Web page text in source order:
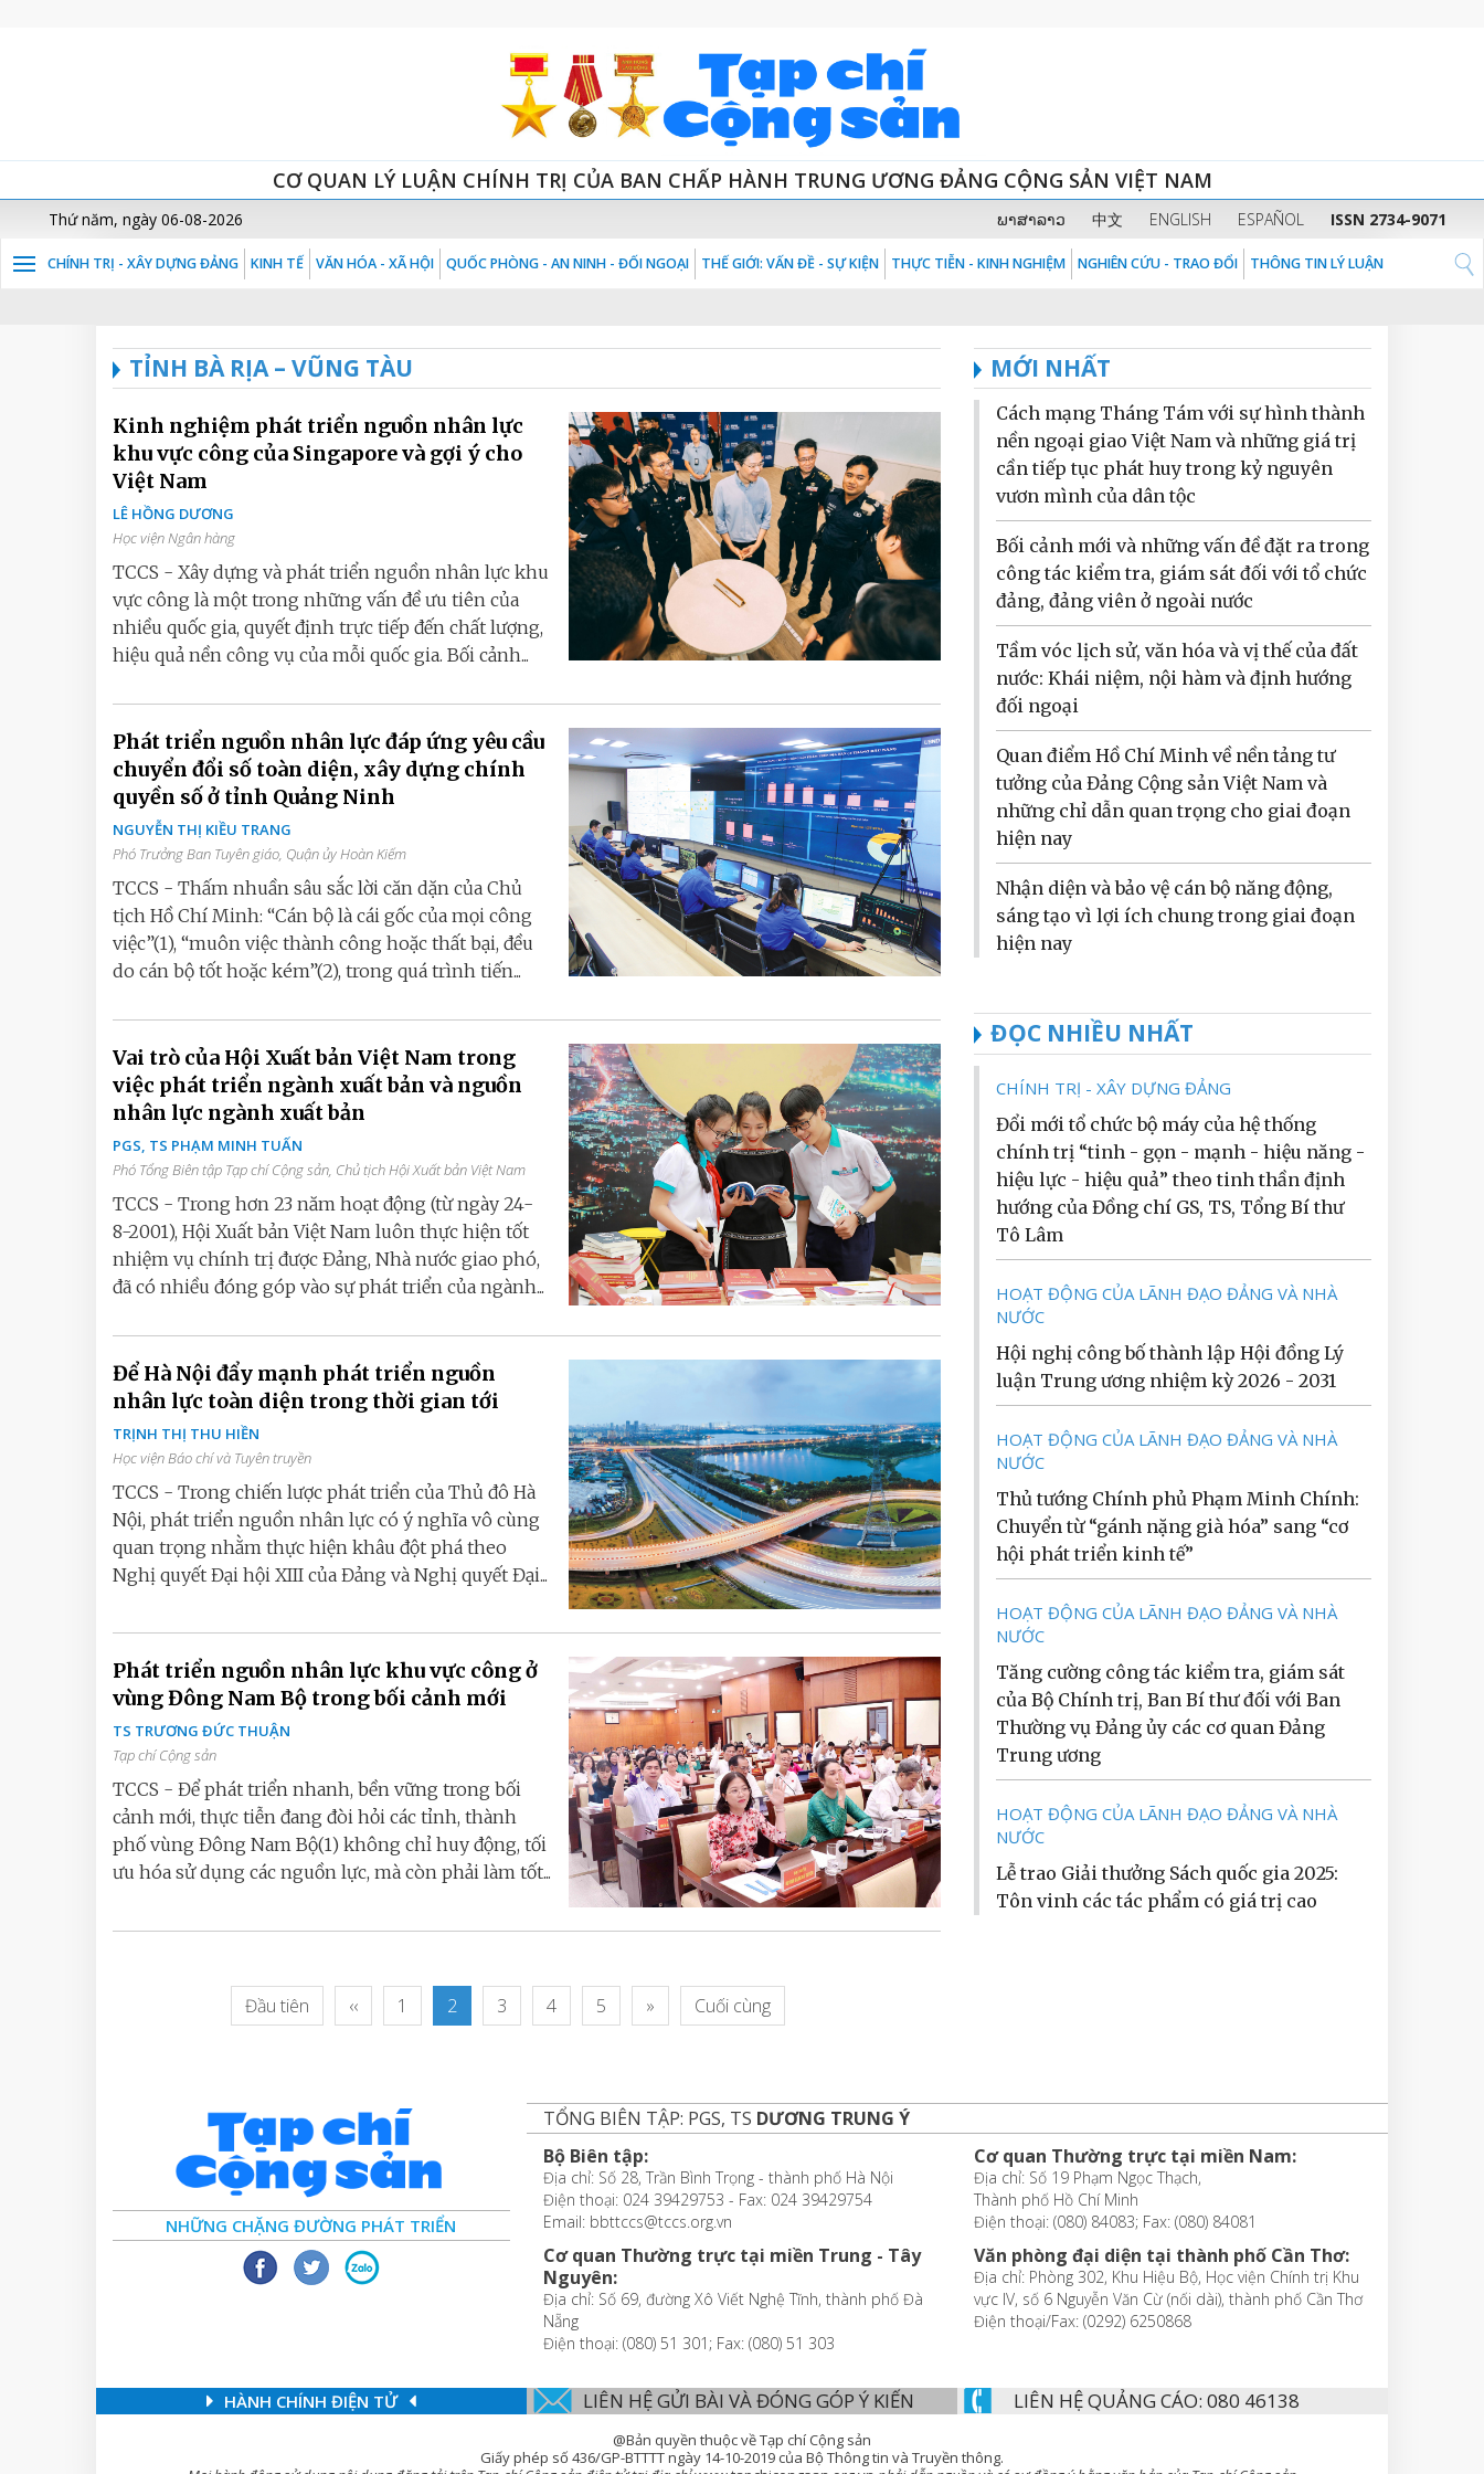
CƠ QUAN LÝ LUẬN CHÍNH TRỊ CỦA BAN CHẤP HÀNH TRUNG ƯƠNG ĐẢNG CỘNG SẢN VIỆT NAM
Thứ năm, ngày 06-08-2026 ພາສາລາວ 中文 ENGLISH ESPAÑOL ISSN 2734-9071
CHÍNH TRỊ - XÂY DỰNG ĐẢNG KINH TẾ VĂN HÓA - XÃ HỘI QUỐC PHÒNG - AN NINH - ĐỐI NGOẠI THẾ GIỚI: VẤN ĐỀ - SỰ KIỆN THỰC TIỄN - KINH NGHIỆM NGHIÊN CỨU - TRAO ĐỔI THÔNG TIN LÝ LUẬN
TỈNH BÀ RỊA – VŨNG TÀU
Kinh nghiệm phát triển nguồn nhân lực
khu vực công của Singapore và gợi ý cho
Việt Nam
LÊ HỒNG DƯƠNG
Học viện Ngân hàng
TCCS - Xây dựng và phát triển nguồn nhân lực khu
vực công là một trong những vấn đề ưu tiên của
nhiều quốc gia, quyết định trực tiếp đến chất lượng,
hiệu quả nền công vụ của mỗi quốc gia. Bối cảnh...
Phát triển nguồn nhân lực đáp ứng yêu cầu
chuyển đổi số toàn diện, xây dựng chính
quyền số ở tỉnh Quảng Ninh
NGUYỄN THỊ KIỀU TRANG
Phó Trưởng Ban Tuyên giáo, Quận ủy Hoàn Kiếm
TCCS - Thấm nhuần sâu sắc lời căn dặn của Chủ
tịch Hồ Chí Minh: “Cán bộ là cái gốc của mọi công
việc”(1), “muôn việc thành công hoặc thất bại, đều
do cán bộ tốt hoặc kém”(2), trong quá trình tiến...
Vai trò của Hội Xuất bản Việt Nam trong
việc phát triển ngành xuất bản và nguồn
nhân lực ngành xuất bản
PGS, TS PHẠM MINH TUẤN
Phó Tổng Biên tập Tạp chí Cộng sản, Chủ tịch Hội Xuất bản Việt Nam
TCCS - Trong hơn 23 năm hoạt động (từ ngày 24-
8-2001), Hội Xuất bản Việt Nam luôn thực hiện tốt
nhiệm vụ chính trị được Đảng, Nhà nước giao phó,
đã có nhiều đóng góp vào sự phát triển của ngành...
Để Hà Nội đẩy mạnh phát triển nguồn
nhân lực toàn diện trong thời gian tới
TRỊNH THỊ THU HIỀN
Học viện Báo chí và Tuyên truyền
TCCS - Trong chiến lược phát triển của Thủ đô Hà
Nội, phát triển nguồn nhân lực có ý nghĩa vô cùng
quan trọng nhằm thực hiện khâu đột phá theo
Nghị quyết Đại hội XIII của Đảng và Nghị quyết Đại...
Phát triển nguồn nhân lực khu vực công ở
vùng Đông Nam Bộ trong bối cảnh mới
TS TRƯƠNG ĐỨC THUẬN
Tạp chí Cộng sản
TCCS - Để phát triển nhanh, bền vững trong bối
cảnh mới, thực tiễn đang đòi hỏi các tỉnh, thành
phố vùng Đông Nam Bộ(1) không chỉ huy động, tối
ưu hóa sử dụng các nguồn lực, mà còn phải làm tốt...
Đầu tiên ‹‹ 1 2 3 4 5 » Cuối cùng
MỚI NHẤT
Cách mạng Tháng Tám với sự hình thành
nền ngoại giao Việt Nam và những giá trị
cần tiếp tục phát huy trong kỷ nguyên
vươn mình của dân tộc
Bối cảnh mới và những vấn đề đặt ra trong
công tác kiểm tra, giám sát đối với tổ chức
đảng, đảng viên ở ngoài nước
Tầm vóc lịch sử, văn hóa và vị thế của đất
nước: Khái niệm, nội hàm và định hướng
đối ngoại
Quan điểm Hồ Chí Minh về nền tảng tư
tưởng của Đảng Cộng sản Việt Nam và
những chỉ dẫn quan trọng cho giai đoạn
hiện nay
Nhận diện và bảo vệ cán bộ năng động,
sáng tạo vì lợi ích chung trong giai đoạn
hiện nay
ĐỌC NHIỀU NHẤT
CHÍNH TRỊ - XÂY DỰNG ĐẢNG
Đổi mới tổ chức bộ máy của hệ thống
chính trị “tinh - gọn - mạnh - hiệu năng -
hiệu lực - hiệu quả” theo tinh thần định
hướng của Đồng chí GS, TS, Tổng Bí thư
Tô Lâm
HOẠT ĐỘNG CỦA LÃNH ĐẠO ĐẢNG VÀ NHÀ
NƯỚC
Hội nghị công bố thành lập Hội đồng Lý
luận Trung ương nhiệm kỳ 2026 - 2031
HOẠT ĐỘNG CỦA LÃNH ĐẠO ĐẢNG VÀ NHÀ
NƯỚC
Thủ tướng Chính phủ Phạm Minh Chính:
Chuyển từ “gánh nặng già hóa” sang “cơ
hội phát triển kinh tế”
HOẠT ĐỘNG CỦA LÃNH ĐẠO ĐẢNG VÀ NHÀ
NƯỚC
Tăng cường công tác kiểm tra, giám sát
của Bộ Chính trị, Ban Bí thư đối với Ban
Thường vụ Đảng ủy các cơ quan Đảng
Trung ương
HOẠT ĐỘNG CỦA LÃNH ĐẠO ĐẢNG VÀ NHÀ
NƯỚC
Lễ trao Giải thưởng Sách quốc gia 2025:
Tôn vinh các tác phẩm có giá trị cao
NHỮNG CHẶNG ĐƯỜNG PHÁT TRIỂN
TỔNG BIÊN TẬP: PGS, TS DƯƠNG TRUNG Ý
Bộ Biên tập:
Địa chỉ: Số 28, Trần Bình Trọng - thành phố Hà Nội
Điện thoại: 024 39429753 - Fax: 024 39429754
Email: bbttccs@tccs.org.vn
Cơ quan Thường trực tại miền Trung - Tây
Nguyên:
Địa chỉ: Số 69, đường Xô Viết Nghệ Tĩnh, thành phố Đà
Nẵng
Điện thoại: (080) 51 301; Fax: (080) 51 303
Cơ quan Thường trực tại miền Nam:
Địa chỉ: Số 19 Phạm Ngọc Thạch,
Thành phố Hồ Chí Minh
Điện thoại: (080) 84083; Fax: (080) 84081
Văn phòng đại diện tại thành phố Cần Thơ:
Địa chỉ: Phòng 302, Khu Hiệu Bộ, Học viện Chính trị Khu
vực IV, số 6 Nguyễn Văn Cừ (nối dài), thành phố Cần Thơ
Điện thoại/Fax: (0292) 6250868
HÀNH CHÍNH ĐIỆN TỬ LIÊN HỆ GỬI BÀI VÀ ĐÓNG GÓP Ý KIẾN LIÊN HỆ QUẢNG CÁO: 080 46138
@Bản quyền thuộc về Tạp chí Cộng sản
Giấy phép số 436/GP-BTTTT ngày 14-10-2019 của Bộ Thông tin và Truyền thông.